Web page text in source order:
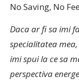
No Saving, No
Daca ar fi sa imi
specialitatea
imi spui la ce sa
perspectiva